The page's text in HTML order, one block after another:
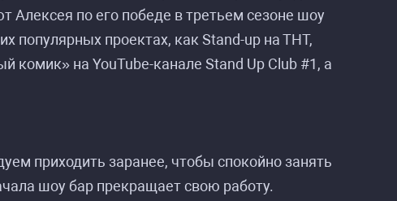
по его победе в третьем сезоне шоу
популярных проектах, как Stand-up на ТНТ,
на YouTube-канале Stand Up Club #1, а
приходить заранее, чтобы спокойно занять
шоу бар прекращает свою работу.